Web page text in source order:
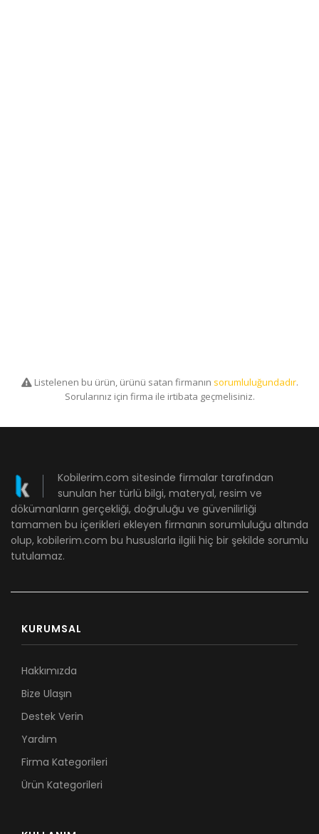
Listelenen bu ürün, ürünü satan firmanın sorumluluğundadır.
Sorularınız için firma ile irtibata geçmelisiniz.
Kobilerim.com sitesinde firmalar tarafından
sunulan her türlü bilgi, materyal, resim ve
dökümanların gerçekliği, doğruluğu ve güvenilirliği
tamamen bu içerikleri ekleyen firmanın sorumluluğu altında
olup, kobilerim.com bu hususlarla ilgili hiç bir şekilde sorumlu
tutulamaz.
KURUMSAL
Hakkımızda
Bize Ulaşın
Destek Verin
Yardım
Firma Kategorileri
Ürün Kategorileri